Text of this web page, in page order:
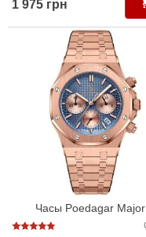
1 975 грн
Часы Poedagar Major